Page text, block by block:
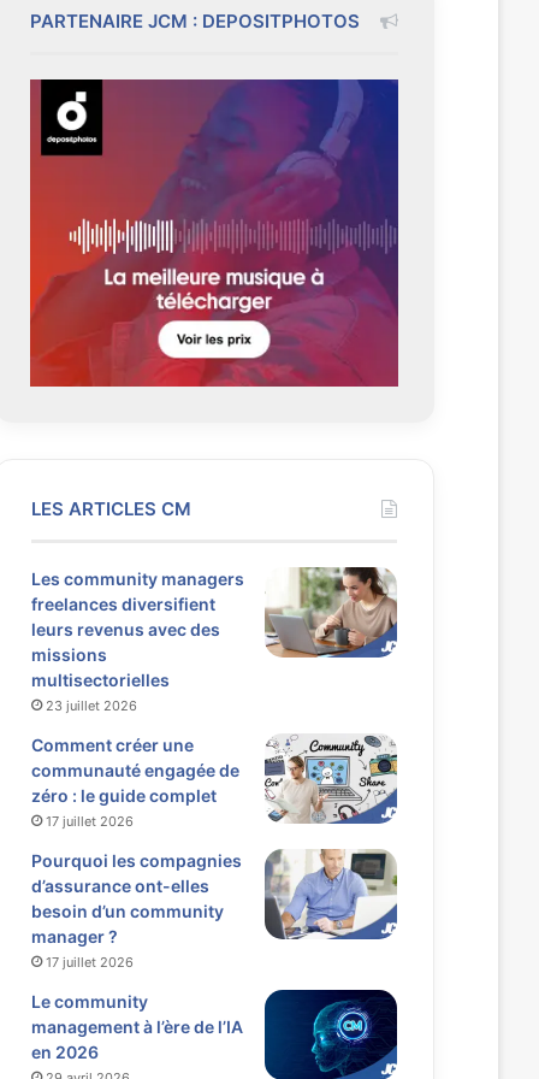
PARTENAIRE JCM : DEPOSITPHOTOS
LES ARTICLES CM
Les community managers
freelances diversifient
leurs revenus avec des
missions
multisectorielles
23 juillet 2026
Comment créer une
communauté engagée de
zéro : le guide complet
17 juillet 2026
Pourquoi les compagnies
d’assurance ont-elles
besoin d’un community
manager ?
17 juillet 2026
Le community
management à l’ère de l’IA
en 2026